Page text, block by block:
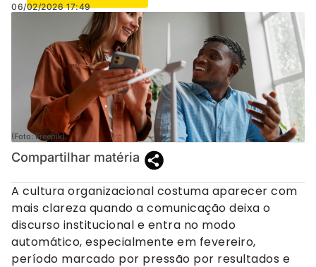
06/02/2026 17:49
(Foto: Freepik).
Compartilhar matéria
A cultura organizacional costuma aparecer com
mais clareza quando a comunicação deixa o
discurso institucional e entra no modo
automático, especialmente em fevereiro,
período marcado por pressão por resultados e